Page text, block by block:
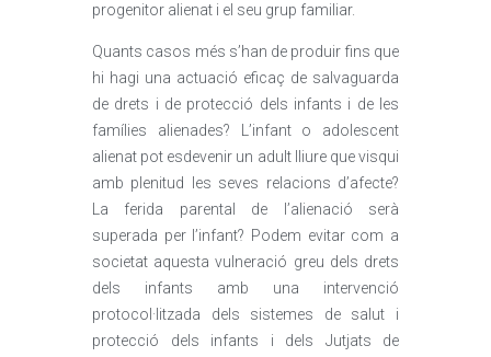
progenitor alienat i el seu grup familiar.
Quants casos més s’han de produir fins que
hi hagi una actuació eficaç de salvaguarda
de drets i de protecció dels infants i de les
famílies alienades? L’infant o adolescent
alienat pot esdevenir un adult lliure que visqui
amb plenitud les seves relacions d’afecte?
La ferida parental de l’alienació serà
superada per l’infant? Podem evitar com a
societat aquesta vulneració greu dels drets
dels infants amb una intervenció
protocol·litzada dels sistemes de salut i
protecció dels infants i dels Jutjats de